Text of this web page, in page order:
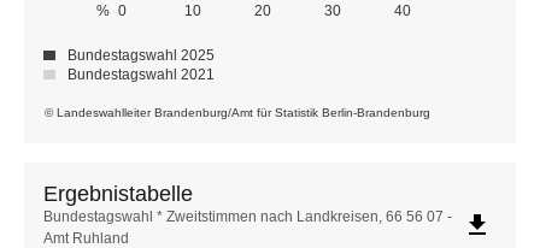
0 10 20 30 40
%
© Landeswahlleiter Brandenburg/Amt für Statistik Berlin-Brandenburg
Bundestagswahl 2025
Bundestagswahl 2021
Ergebnistabelle
Ergebnistabelle
Bundestagswahl * Zweitstimmen nach Landkreisen, 66 56 07 -
Amt Ruhland
file_download